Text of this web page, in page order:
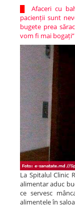
Afaceri cu
pacienții sunt
bugete prea
vom fi mai bogați”
La Spitalul Clinic
alimentar aduc
ce servesc
alimentele în